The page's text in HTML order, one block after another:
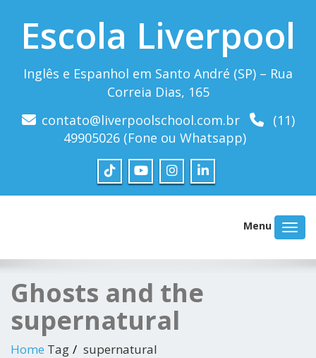
Escola Liverpool
Inglês e Espanhol em Santo André (SP) – Rua
Correia Dias, 165
contato@liverpoolschool.com.br
(11)
49905026 (Fone ou Whatsapp)
Menu
Ghosts and the
supernatural
Home Tag supernatural